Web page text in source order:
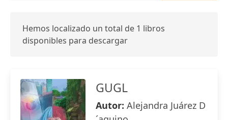
Hemos localizado un total de 1 libros
disponibles para descargar
GUGL
Autor: Alejandra Juárez D